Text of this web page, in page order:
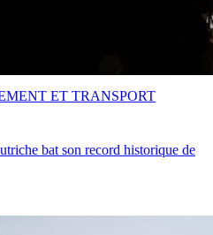
bat son record historique de
ET TRANSPORT